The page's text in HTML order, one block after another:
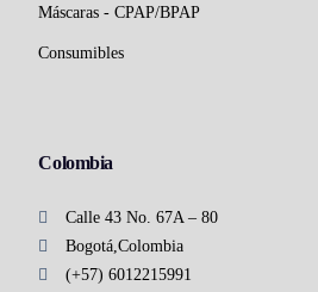
Máscaras - CPAP/BPAP
Consumibles
Colombia
Calle 43 No. 67A – 80
Bogotá,Colombia
(+57) 6012215991